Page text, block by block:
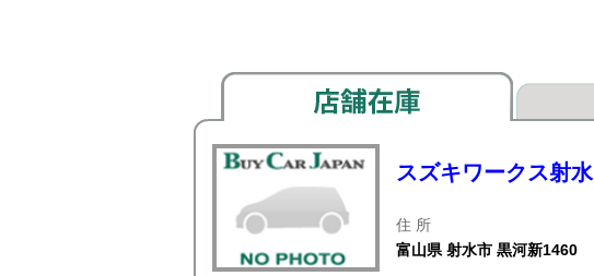
スズキワークス射水
住 所
富山県 射水市 黒河新1460